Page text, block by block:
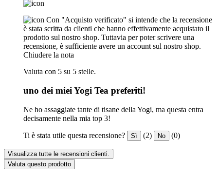
Con "Acquisto verificato" si intende che la recensione
è stata scritta da clienti che hanno effettivamente acquistato il
prodotto sul nostro shop. Tuttavia per poter scrivere una
recensione, è sufficiente avere un account sul nostro shop.
Chiudere la nota
Valuta con 5 su 5 stelle.
uno dei miei Yogi Tea preferiti!
Ne ho assaggiate tante di tisane della Yogi, ma questa entra
decisamente nella mia top 3!
Ti è stata utile questa recensione? Sì (2) No (0)
Visualizza tutte le recensioni clienti.
Valuta questo prodotto